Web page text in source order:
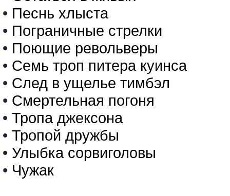
• Песнь хлыста
• Пограничные стрелки
• Поющие револьверы
• Семь троп питера куинса
• След в ущелье тимбэл
• Смертельная погоня
• Тропа джексона
• Тропой дружбы
• Улыбка сорвиголовы
• Чужак